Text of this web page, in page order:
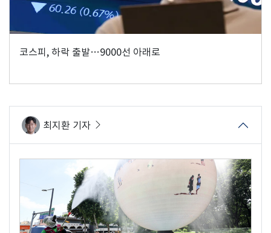
코스피, 하락 출발…9000선 아래로
최지환 기자